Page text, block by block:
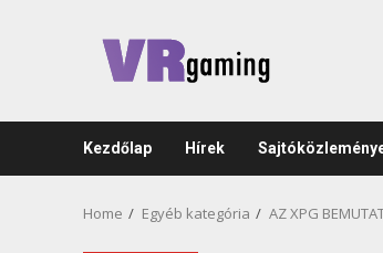
Kezdőlap Hírek
Home Egyéb kategória AZ XPG